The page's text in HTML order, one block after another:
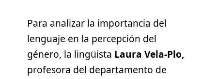
Para analizar la importancia del
lenguaje en la percepción del
género, la lingüista Laura Vela-Plo,
profesora del departamento de